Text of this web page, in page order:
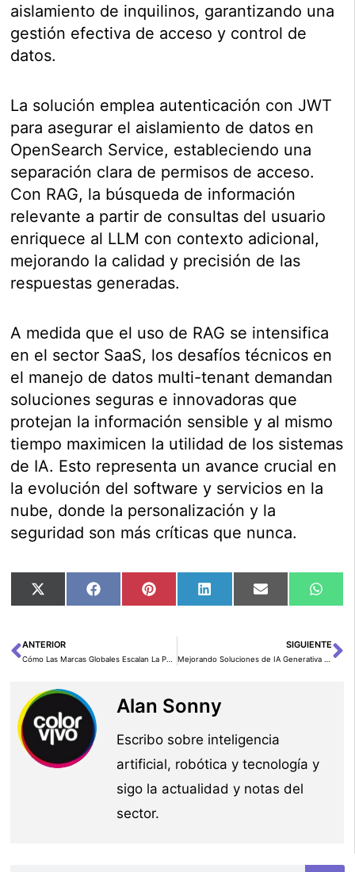
aislamiento de inquilinos, garantizando una
gestión efectiva de acceso y control de
datos.
La solución emplea autenticación con JWT
para asegurar el aislamiento de datos en
OpenSearch Service, estableciendo una
separación clara de permisos de acceso.
Con RAG, la búsqueda de información
relevante a partir de consultas del usuario
enriquece al LLM con contexto adicional,
mejorando la calidad y precisión de las
respuestas generadas.
A medida que el uso de RAG se intensifica
en el sector SaaS, los desafíos técnicos en
el manejo de datos multi-tenant demandan
soluciones seguras e innovadoras que
protejan la información sensible y al mismo
tiempo maximicen la utilidad de los sistemas
de IA. Esto representa un avance crucial en
la evolución del software y servicios en la
nube, donde la personalización y la
seguridad son más críticas que nunca.
Compartir
en
X
Compartir
en
FacebookCompartir
en
PinterestCompartir
en
LinkedInCompartir
en
Email
en
Ant
ANTERIOR
Cómo Las Marcas Globales Escalan La Publicidad Personalizada Con IA Y Generación De Contenido 3D
SIGUIENTE
Mejorando Soluciones de IA Generativa con Amazon Q Index y el Protocolo de Contexto del Modelo – Parte 1
Alan Sonny
Escribo sobre inteligencia
artificial, robótica y tecnología y
sigo la actualidad y notas del
sector.